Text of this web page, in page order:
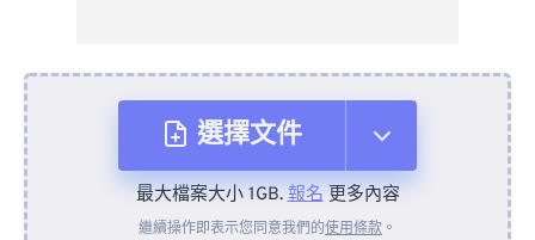
選擇文件
來自裝置
最大檔案大小 1GB.報名更多內容
繼續操作即表示您同意我們的使用條款 。